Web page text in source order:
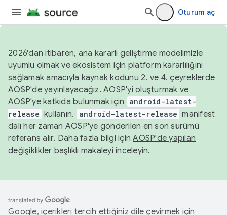
Oturum aç
2026'dan itibaren, ana kararlı geliştirme modelimizle
uyumlu olmak ve ekosistem için platform kararlılığını
sağlamak amacıyla kaynak kodunu 2. ve 4. çeyreklerde
AOSP'de yayınlayacağız. AOSP'yi oluşturmak ve
AOSP'ye katkıda bulunmak için
android-latest-
release kullanın. android-latest-release manifest
dalı her zaman AOSP'ye gönderilen en son sürümü
referans alır. Daha fazla bilgi içinAOSP'de yapılan
değişiklikler başlıklı makaleyi inceleyin.
Google, içerikleri tercih ettiğiniz dile çevirmek için